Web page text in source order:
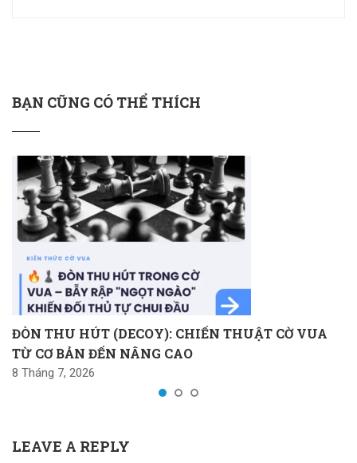
BẠN CŨNG CÓ THỂ THÍCH
ĐÒN THU HÚT (DECOY): CHIẾN THUẬT CỜ VUA
TỪ CƠ BẢN ĐẾN NÂNG CAO
8 Tháng 7, 2026
LEAVE A REPLY